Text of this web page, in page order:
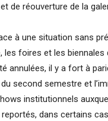
de réouverture de la
à une situation sans
les foires et les biennales
annulées, il y a fort à
second semestre et
institutionnels
dans certains